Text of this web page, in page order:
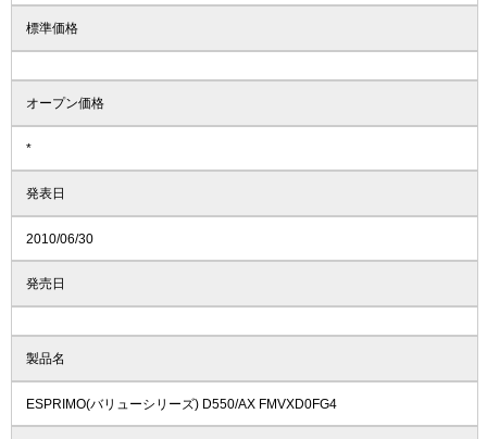
標準価格
オープン価格
*
発表日
2010/06/30
発売日
製品名
ESPRIMO(バリューシリーズ) D550/AX FMVXD0FG4